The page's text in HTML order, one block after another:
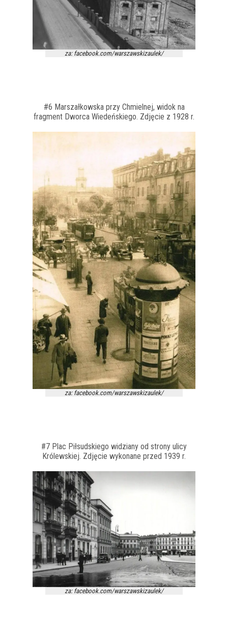
za: facebook.com/warszawskizaulek/
#6 Marszałkowska przy Chmielnej, widok na
fragment Dworca Wiedeńskiego. Zdjęcie z 1928 r.
za: facebook.com/warszawskizaulek/
#7 Plac Piłsudskiego widziany od strony ulicy
Królewskiej. Zdjęcie wykonane przed 1939 r.
za: facebook.com/warszawskizaulek/